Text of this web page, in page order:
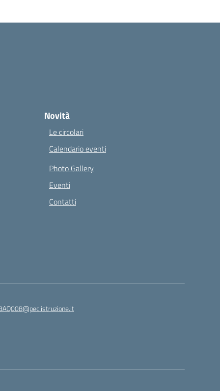
Novità
Le circolari
Calendario eventi
Photo Gallery
Eventi
Contatti